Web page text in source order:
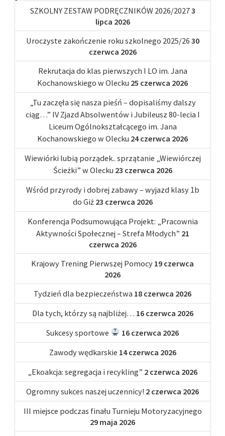
SZKOLNY ZESTAW PODRĘCZNIKÓW 2026/20273
lipca 2026
Uroczyste zakończenie roku szkolnego 2025/26 30
czerwca 2026
Rekrutacja do klas pierwszych I LO im. Jana
Kochanowskiego w Olecku 25 czerwca 2026
„Tu zaczęła się nasza pieśń – dopisaliśmy dalszy
ciąg…” IV Zjazd Absolwentów i Jubileusz 80-lecia I
Liceum Ogólnokształcącego im. Jana
Kochanowskiego w Olecku 24 czerwca 2026
Wiewiórki lubią porządek.. sprzątanie „Wiewiórczej
Ścieżki” w Olecku 23 czerwca 2026
Wśród przyrody i dobrej zabawy – wyjazd klasy 1b
do Giż 23 czerwca 2026
Konferencja Podsumowująca Projekt: „Pracownia
Aktywności Społecznej – Strefa Młodych” 21
czerwca 2026
Krajowy Trening Pierwszej Pomocy 19 czerwca
2026
Tydzień dla bezpieczeństwa 18 czerwca 2026
Dla tych, którzy są najbliżej… 16 czerwca 2026
Sukcesy sportowe
16 czerwca 2026
Zawody wędkarskie 14 czerwca 2026
„Ekoakcja: segregacja i recykling” 2 czerwca 2026
Ogromny sukces naszej uczennicy! 2 czerwca 2026
III miejsce podczas finału Turnieju Motoryzacyjnego
29 maja 2026